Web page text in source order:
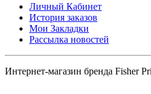
Личный Кабинет
История заказов
Мои Закладки
Рассылка новостей
Интернет-магазин бренда Fisher